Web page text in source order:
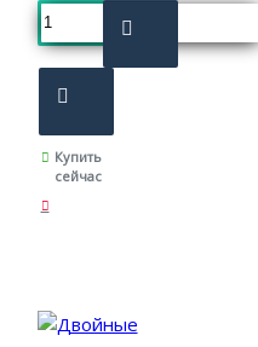
Купить
сейчас